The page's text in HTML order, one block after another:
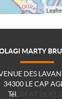
MARTY
DES
34300 LE CAP
Tél. 04 67 26 42